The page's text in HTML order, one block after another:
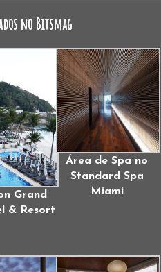
no Bitsmag
Grand
& Resort
Área de Spa no
Standard Spa
Miami